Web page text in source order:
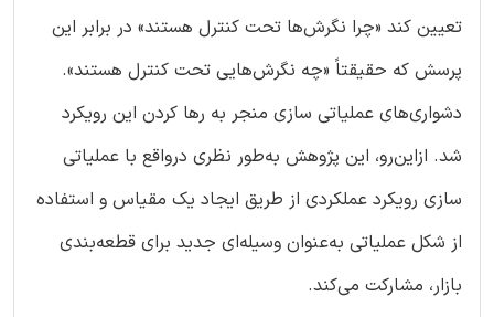
تعیین کند «چرا نگرش‌ها تحت کنترل هستند» در برابر این
پرسش که حقیقتاً «چه نگرش‌هایی تحت کنترل هستند».
دشواری‌های عملیاتی سازی منجر به رها کردن این رویکرد
شد. ازاین‌رو، این پژوهش به‌طور نظری درواقع با عملیاتی
سازی رویکرد عملکردی از طریق ایجاد یک مقیاس و استفاده
از شکل عملیاتی به‌عنوان وسیله‌ای جدید برای قطعه‌بندی
بازار، مشارکت می‌کند.